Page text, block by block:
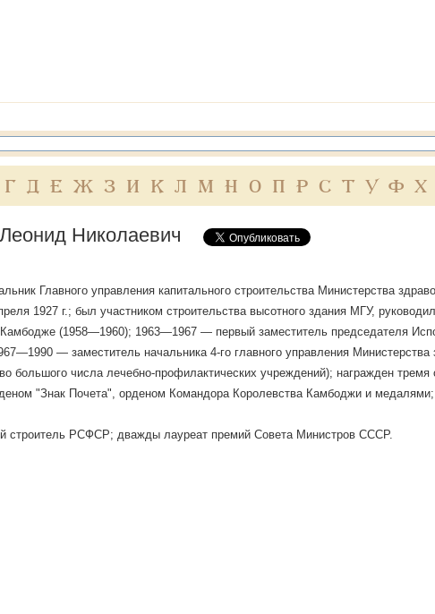
Г Д Е Ж З И К Л М Н О П Р С Т У Ф Х
Николаевич
Главного управления капитального строительства Министерства
1927 г.; был участником строительства высотного здания МГУ,
Камбодже (1958—1960); 1963—1967 — первый заместитель председателя
— заместитель начальника 4-го главного управления
большого числа лечебно-профилактических учреждений); награжден тремя
"Знак Почета", орденом Командора Королевства Камбоджи и медалями;
строитель РСФСР; дважды лауреат премий Совета Министров СССР.